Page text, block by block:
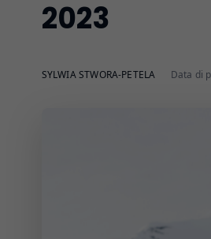
2023
SYLWIA STWORA-PETELA Data di